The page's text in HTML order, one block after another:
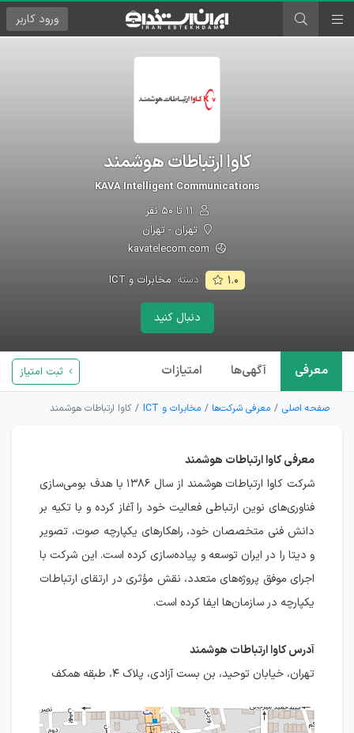
ورود کاربر
کاوا ارتباطات هوشمند
KAVA Intelligent Communications
تهران - تهران
۱.۰ دسته: مخابرات و ICT
دنبال کنید
معرفی آگهی‌ها امتیازات ثبت امتیاز
صفحه اصلی معرفی شرکت‌ها مخابرات و ICT کاوا ارتباطات هوشمند
معرفی کاوا ارتباطات هوشمند
شرکت کاوا ارتباطات هوشمند از سال ۱۳۸۶ با هدف بومی‌سازی
فناوری‌های نوین ارتباطی فعالیت خود را آغاز کرده و با تکیه بر
دانش فنی متخصصان خود، راهکارهای یکپارچه صوت، تصویر
و دیتا را در ایران توسعه و پیاده‌سازی کرده است. این شرکت با
اجرای موفق پروژه‌های متعدد، نقش مؤثری در ارتقای ارتباطات
یکپارچه در سازمان‌ها ایفا کرده است.
آدرس کاوا ارتباطات هوشمند
تهران، خیابان توحید، بن بست آزادی، پلاک ۴، طبقه همکف